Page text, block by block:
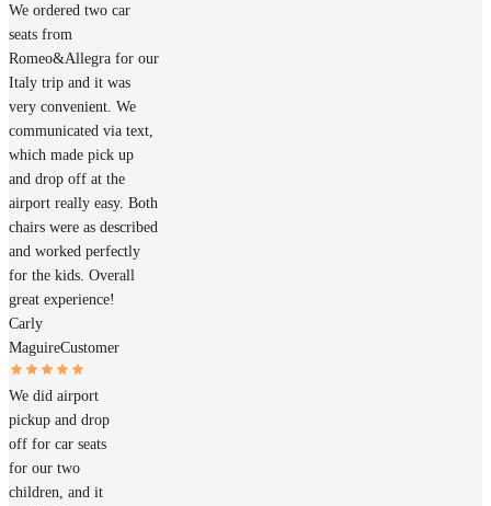
We ordered two car
seats from
Romeo&Allegra for our
Italy trip and it was
very convenient. We
communicated via text,
which made pick up
and drop off at the
airport really easy. Both
chairs were as described
and worked perfectly
for the kids. Overall
great experience!
Carly
MaguireCustomer
We did airport
pickup and drop
off for car seats
for our two
children, and it